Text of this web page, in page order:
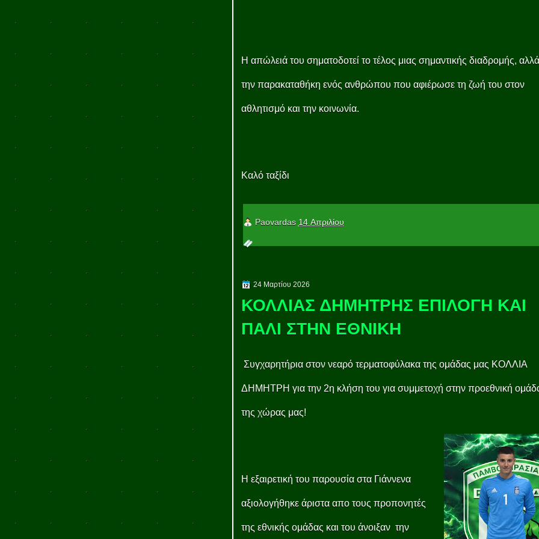
Η απώλειά του σηματοδοτεί το τέλος μιας σημαντικής διαδρομής,
την παρακαταθήκη ενός ανθρώπου που αφιέρωσε τη ζωή του στον
αθλητισμό και την κοινωνία.
Καλό ταξίδι
Paovardas 14 Απριλίου
24 Μαρτίου 2026
ΚΟΛΛΙΑΣ ΔΗΜΗΤΡΗΣ ΕΠΙΛΟΓΗ ΚΑΙ
ΠΑΛΙ ΣΤΗΝ ΕΘΝΙΚΗ
Συγχαρητήρια στον νεαρό τερματοφύλακα της ομάδας μας ΚΟΛΛΙΑ
ΔΗΜΗΤΡΗ για την 2η κλήση του για συμμετοχή στην προεθνική
της χώρας μας!
Η εξαιρετική του παρουσία στα Γιάννενα
αξιολογήθηκε άριστα απο τους προπονητές
της εθνικής ομάδας και του άνοιξαν την